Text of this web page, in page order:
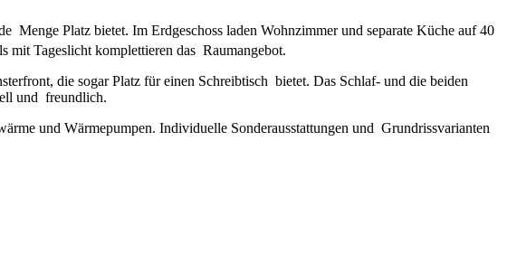
Platz bietet. Im Erdgeschoss laden Wohnzimmer und separate Küche auf 40
mit Tageslicht komplettieren das Raumangebot.
die sogar Platz für einen Schreibtisch bietet. Das Schlaf- und die beiden
und freundlich.
und Wärmepumpen. Individuelle Sonderausstattungen und Grundrissvarianten